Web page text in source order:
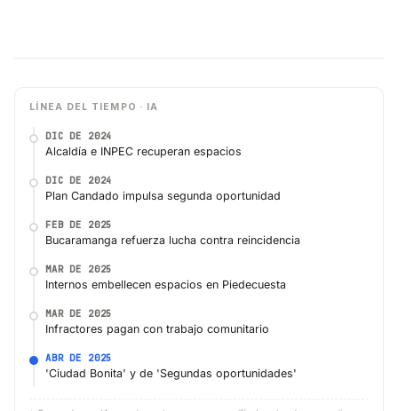
LÍNEA DEL TIEMPO · IA
DIC DE 2024
Alcaldía e INPEC recuperan espacios
DIC DE 2024
Plan Candado impulsa segunda oportunidad
FEB DE 2025
Bucaramanga refuerza lucha contra reincidencia
MAR DE 2025
Internos embellecen espacios en Piedecuesta
MAR DE 2025
Infractores pagan con trabajo comunitario
ABR DE 2025
'Ciudad Bonita' y de 'Segundas oportunidades'